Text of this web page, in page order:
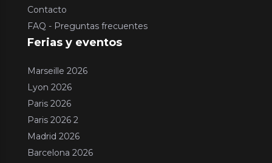
Contacto
FAQ - Preguntas frecuentes
Ferias y eventos
Marseille 2026
Lyon 2026
Paris 2026
Paris 2026 2
Madrid 2026
Barcelona 2026